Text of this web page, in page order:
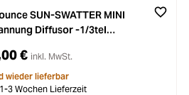
SUN-SWATTER MINI
Diffusor -1/3tel
€ inkl. MwSt.
wieder lieferbar
3 Wochen Lieferzeit